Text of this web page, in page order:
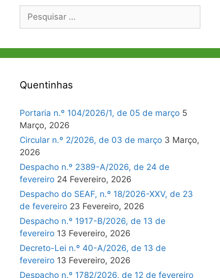
Pesquisar
Quentinhas
Portaria n.º 104/2026/1, de 05 de março 5
Março, 2026
Circular n.º 2/2026, de 03 de março 3 Março,
2026
Despacho n.º 2389-A/2026, de 24 de
fevereiro 24 Fevereiro, 2026
Despacho do SEAF, n.º 18/2026-XXV, de 23
de fevereiro 23 Fevereiro, 2026
Despacho n.º 1917-B/2026, de 13 de
fevereiro 13 Fevereiro, 2026
Decreto-Lei n.º 40-A/2026, de 13 de
fevereiro 13 Fevereiro, 2026
Despacho n.º 1782/2026, de 12 de fevereiro